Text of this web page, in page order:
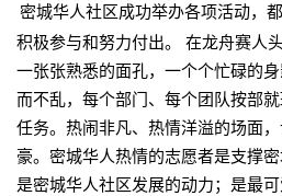
密城华人社区成功举办各项活动，
积极参与和努力付出。
在龙舟赛人
一张张熟悉的面孔，一个个忙碌的
而不乱，每个部门、每个团队按部
任务。热闹非凡、热情洋溢的场面
豪。密城华人热情的志愿者是支撑密
是密城华人社区发展的动力；是最